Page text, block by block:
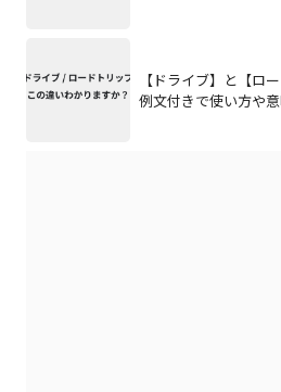
【ドライブ】と【ロ
例文付きで使い方や